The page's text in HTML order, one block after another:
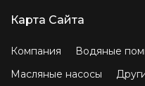
Карта Сайта
Компания
Водяные
Масляные насосы